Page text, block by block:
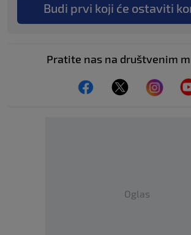
Budi prvi koji će ostaviti
Pratite nas na društvenim
Oglas